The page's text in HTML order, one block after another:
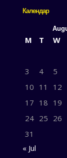
Календар
M T W
3
4 5
10 11 12
17 18 19
24 25 26
31
« Jul